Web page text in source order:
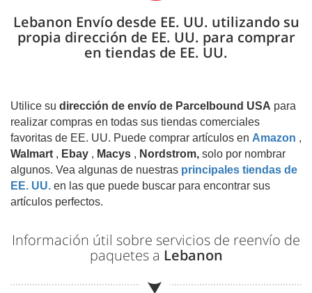
Lebanon Envío desde EE. UU. utilizando su
propia dirección de EE. UU. para comprar
en tiendas de EE. UU.
Utilice su dirección de envío de Parcelbound USA para
realizar compras en todas sus tiendas comerciales
favoritas de EE. UU. Puede comprar artículos en Amazon ,
Walmart , Ebay , Macys , Nordstrom, solo por nombrar
algunos. Vea algunas de nuestras principales tiendas de
EE. UU. en las que puede buscar para encontrar sus
artículos perfectos.
Información útil sobre servicios de reenvío de
paquetes a Lebanon